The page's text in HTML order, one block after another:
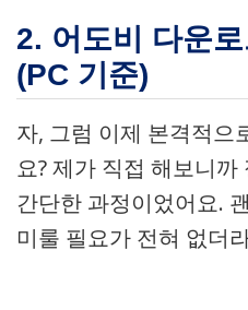
2. 어도비 다운
(PC 기준)
자, 그럼 이제 본격적으
요? 제가 직접 해보니
간단한 과정이었어요.
미룰 필요가 전혀 없더